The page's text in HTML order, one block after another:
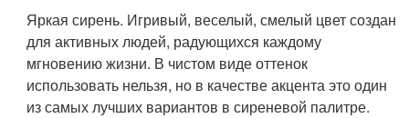
Яркая сирень. Игривый, веселый, смелый цвет создан
для активных людей, радующихся каждому
мгновению жизни. В чистом виде оттенок
использовать нельзя, но в качестве акцента это один
из самых лучших вариантов в сиреневой палитре.